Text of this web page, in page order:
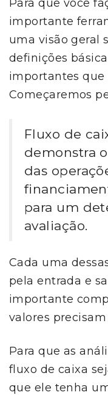
Para que você
importante
uma visão geral
definições
importantes que
Começaremos
Fluxo de
demonstra
das
para um
avaliação.
Cada uma
pela entrada e
importante
valores
Para que as
fluxo de caixa
que ele tenha